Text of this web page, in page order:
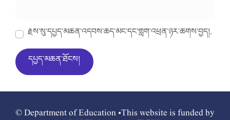
རྗེས་སུ་དཔྱད་མཆན་འདེབས་ཆེད་མིང་དང་གློག་འཕྲིན་ཉར་ཚགས་བྱེད།.
© Department of Education •This website is funded by